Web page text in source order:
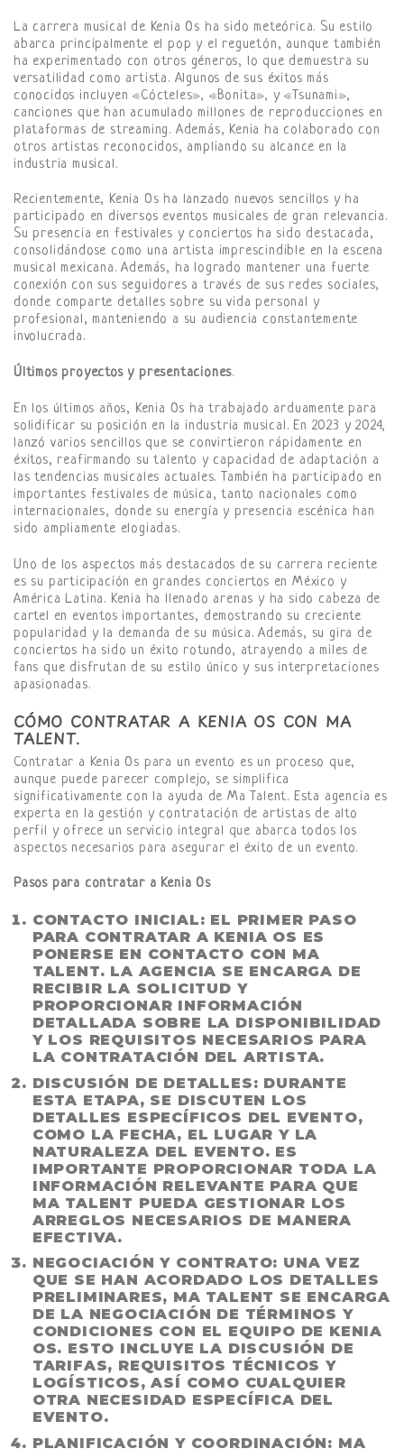
La carrera musical de Kenia Os ha sido meteórica. Su estilo
abarca principalmente el pop y el reguetón, aunque también
ha experimentado con otros géneros, lo que demuestra su
versatilidad como artista. Algunos de sus éxitos más
conocidos incluyen «Cócteles», «Bonita», y «Tsunami»,
canciones que han acumulado millones de reproducciones en
plataformas de streaming. Además, Kenia ha colaborado con
otros artistas reconocidos, ampliando su alcance en la
industria musical.
Recientemente, Kenia Os ha lanzado nuevos sencillos y ha
participado en diversos eventos musicales de gran relevancia.
Su presencia en festivales y conciertos ha sido destacada,
consolidándose como una artista imprescindible en la escena
musical mexicana. Además, ha logrado mantener una fuerte
conexión con sus seguidores a través de sus redes sociales,
donde comparte detalles sobre su vida personal y
profesional, manteniendo a su audiencia constantemente
involucrada.
Últimos proyectos y presentaciones.
En los últimos años, Kenia Os ha trabajado arduamente para
solidificar su posición en la industria musical. En 2023 y 2024,
lanzó varios sencillos que se convirtieron rápidamente en
éxitos, reafirmando su talento y capacidad de adaptación a
las tendencias musicales actuales. También ha participado en
importantes festivales de música, tanto nacionales como
internacionales, donde su energía y presencia escénica han
sido ampliamente elogiadas.
Uno de los aspectos más destacados de su carrera reciente
es su participación en grandes conciertos en México y
América Latina. Kenia ha llenado arenas y ha sido cabeza de
cartel en eventos importantes, demostrando su creciente
popularidad y la demanda de su música. Además, su gira de
conciertos ha sido un éxito rotundo, atrayendo a miles de
fans que disfrutan de su estilo único y sus interpretaciones
apasionadas.
CÓMO CONTRATAR A KENIA OS CON MA
TALENT.
Contratar a Kenia Os para un evento es un proceso que,
aunque puede parecer complejo, se simplifica
significativamente con la ayuda de Ma Talent. Esta agencia es
experta en la gestión y contratación de artistas de alto
perfil y ofrece un servicio integral que abarca todos los
aspectos necesarios para asegurar el éxito de un evento.
Pasos para contratar a Kenia Os
CONTACTO INICIAL: EL PRIMER PASO
PARA CONTRATAR A KENIA OS ES
PONERSE EN CONTACTO CON MA
TALENT. LA AGENCIA SE ENCARGA DE
RECIBIR LA SOLICITUD Y
PROPORCIONAR INFORMACIÓN
DETALLADA SOBRE LA DISPONIBILIDAD
Y LOS REQUISITOS NECESARIOS PARA
LA CONTRATACIÓN DEL ARTISTA.
DISCUSIÓN DE DETALLES: DURANTE
ESTA ETAPA, SE DISCUTEN LOS
DETALLES ESPECÍFICOS DEL EVENTO,
COMO LA FECHA, EL LUGAR Y LA
NATURALEZA DEL EVENTO. ES
IMPORTANTE PROPORCIONAR TODA LA
INFORMACIÓN RELEVANTE PARA QUE
MA TALENT PUEDA GESTIONAR LOS
ARREGLOS NECESARIOS DE MANERA
EFECTIVA.
NEGOCIACIÓN Y CONTRATO: UNA VEZ
QUE SE HAN ACORDADO LOS DETALLES
PRELIMINARES, MA TALENT SE ENCARGA
DE LA NEGOCIACIÓN DE TÉRMINOS Y
CONDICIONES CON EL EQUIPO DE KENIA
OS. ESTO INCLUYE LA DISCUSIÓN DE
TARIFAS, REQUISITOS TÉCNICOS Y
LOGÍSTICOS, ASÍ COMO CUALQUIER
OTRA NECESIDAD ESPECÍFICA DEL
EVENTO.
PLANIFICACIÓN Y COORDINACIÓN: MA